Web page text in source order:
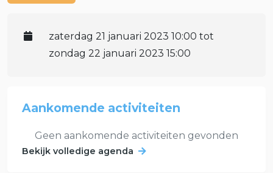
zaterdag 21 januari 2023 10:00 tot
zondag 22 januari 2023 15:00
Aankomende activiteiten
Geen aankomende activiteiten gevonden
Bekijk volledige agenda